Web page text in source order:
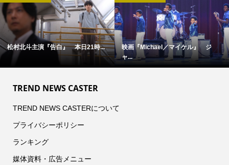
松村北斗主演『告白』 本日21時...
映画『Michael／マイケル』 ジ
ャ...
TREND NEWS CASTER
TREND NEWS CASTERについて
プライバシーポリシー
ランキング
媒体資料・広告メニュー